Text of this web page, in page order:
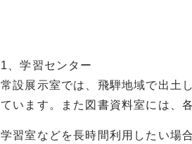
1、学習センター
常設展示室では、飛騨地域で出土
ています。また図書資料室には、
学習室などを長時間利用したい場